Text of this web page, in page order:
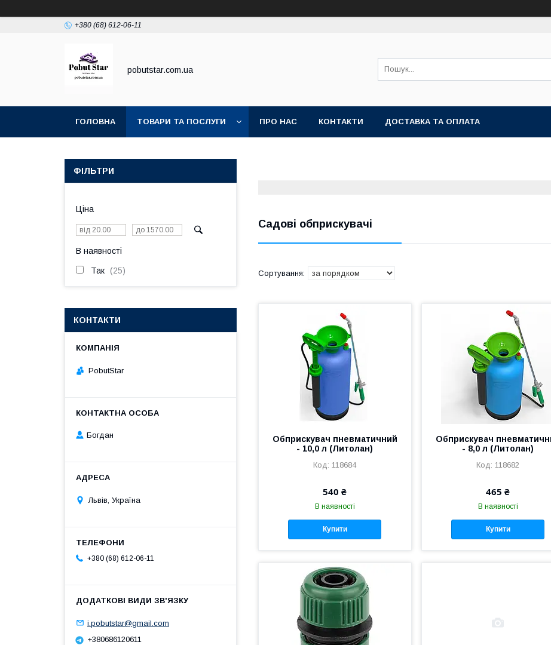
+380 (68) 612-06-11
pobutstar.com.ua
ГОЛОВНА ТОВАРИ ТА ПОСЛУГИ ПРО НАС КОНТАКТИ ДОСТАВКА ТА ОПЛАТА
Садові обприскувачі
Обприскувач пневматичний
- 10,0 л (Литолан)
118684
540 ₴
В наявності
Купити
Обприскувач
- 8,0 л (Литолан)
118682
465 ₴
В наявності
Купити
ФІЛЬТРИ
Ціна
В наявності
Так 25
КОНТАКТИ
PobutStar
Богдан
Львів, Україна
+380 (68) 612-06-11
i.pobutstar@gmail.com
+380686120611